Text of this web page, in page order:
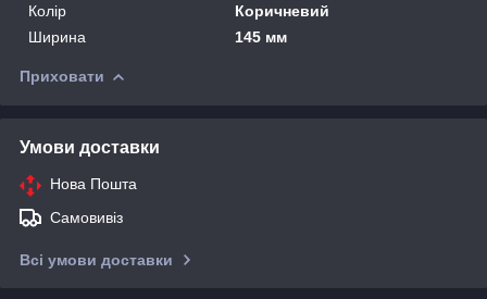
Колір
Коричневий
Ширина
145 мм
Приховати
Умови доставки
Нова Пошта
Самовивіз
Всі умови доставки